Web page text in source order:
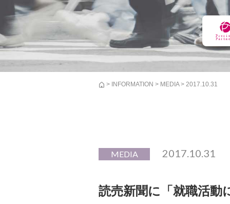
> INFORMATION > MEDIA> 2017.10.31
MEDIA 2017.10.31
読売新聞に「就職活動